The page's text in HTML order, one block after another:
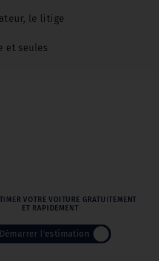
le litige
et seules
VOTRE VOITURE GRATUITEMENT
ET RAPIDEMENT
Démarrer l'estimation